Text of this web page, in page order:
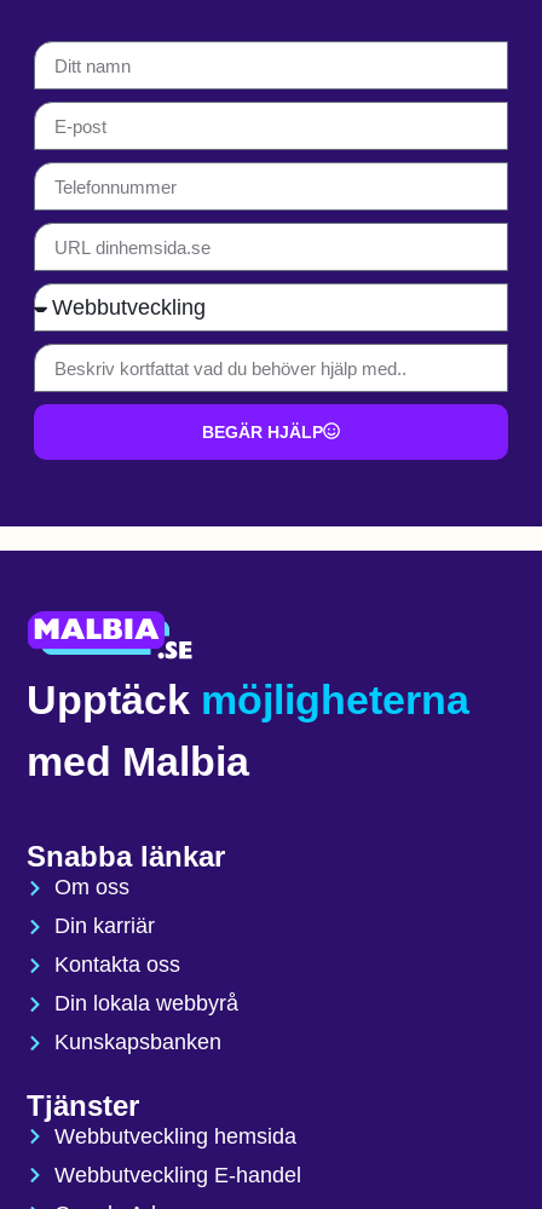
BEGÄR HJÄLP
Upptäck möjligheterna
med Malbia
Snabba länkar
Om oss
Din karriär
Kontakta oss
Din lokala webbyrå
Kunskapsbanken
Tjänster
Webbutveckling hemsida
Webbutveckling E-handel